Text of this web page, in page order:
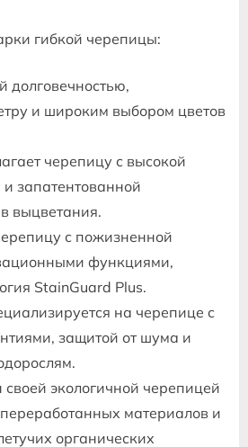
гибкой черепицы:
долговечностью,
и широким выбором цветов
черепицу с высокой
и запатентованной
выцветания.
с пожизненной
функциями,
StainGuard Plus.
на черепице с
защитой от шума и
своей экологичной черепицей
материалов и
органических